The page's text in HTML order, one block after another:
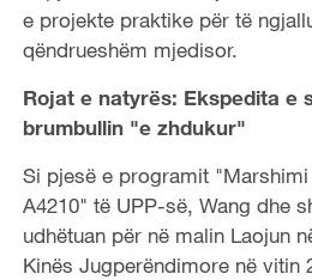
e projekte praktike për të
qëndrueshëm mjedisor.
Rojat e natyrës: Ekspedita e
brumbullin "e zhdukur"
Si pjesë e programit
A4210" të UPP-së, Wang dhe
udhëtuan për në malin Laojun
Kinës Jugperëndimore në vitin